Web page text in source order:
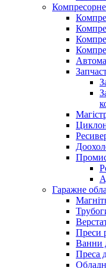
Гаражне
Преси
Ванни
Преса